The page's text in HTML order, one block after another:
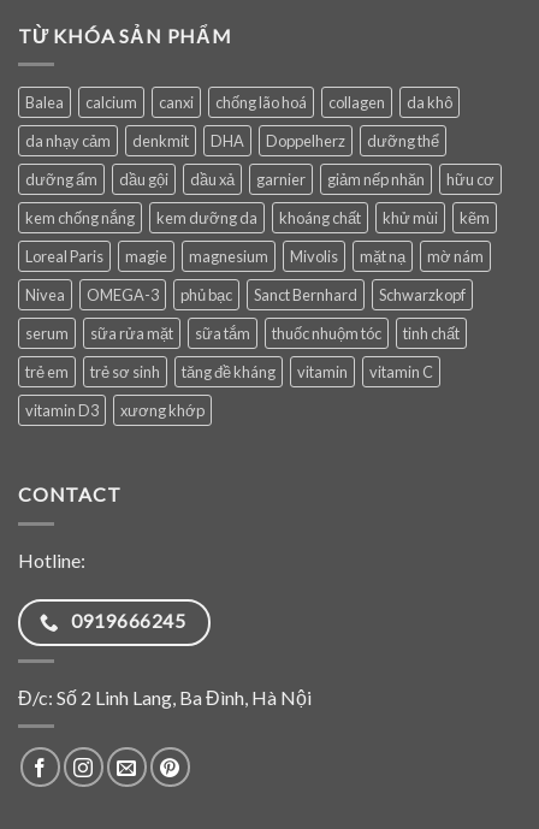
TỪ KHÓA SẢN PHẨM
Balea calcium canxi chống lão hoá collagen
da khô
da nhạy cảm
denkmit DHA Doppelherz
dưỡng thể
dưỡng ẩm
dầu gội dầu xả garnier giảm nếp nhăn
hữu cơ
kem chống nắng
kem dưỡng da khoáng chất khử mùi
kẽm
Loreal Paris
magie magnesium Mivolis mặt nạ
mờ nám
Nivea
OMEGA-3 phủ bạc Sanct Bernhard
Schwarzkopf
serum
sữa rửa mặt sữa tắm thuốc nhuộm tóc
tinh chất
trẻ em
trẻ sơ sinh tăng đề kháng vitamin
vitamin C
vitamin D3
xương khớp
CONTACT
Hotline:
0919666245
Đ/c: Số 2 Linh Lang, Ba Đình, Hà Nội